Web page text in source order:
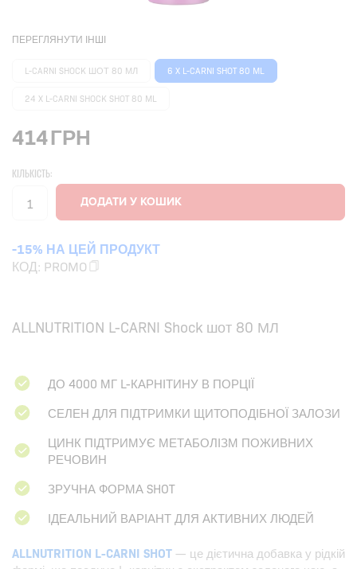
ПЕРЕГЛЯНУТИ ІНШІ
L-CARNI SHOCK ШОТ 80 МЛ 6 X L-CARNI SHOT 80 ML
24 X L-CARNI SHOCK SHOT 80 ML
414ГРН
КІЛЬКІСТЬ:
-15% НА ЦЕЙ ПРОДУКТ
КОД: PROMO
ALLNUTRITION L-CARNI Shock шот 80 МЛ
ДО 4000 МГ L-КАРНІТИНУ В ПОРЦІЇ
СЕЛЕН ДЛЯ ПІДТРИМКИ ЩИТОПОДІБНОЇ ЗАЛОЗИ
ЦИНК ПІДТРИМУЄ МЕТАБОЛІЗМ ПОЖИВНИХ
РЕЧОВИН
ЗРУЧНА ФОРМА SHOT
ІДЕАЛЬНИЙ ВАРІАНТ ДЛЯ АКТИВНИХ ЛЮДЕЙ
ALLNUTRITION L-CARNI SHOT— це дієтична добавка у рідкій